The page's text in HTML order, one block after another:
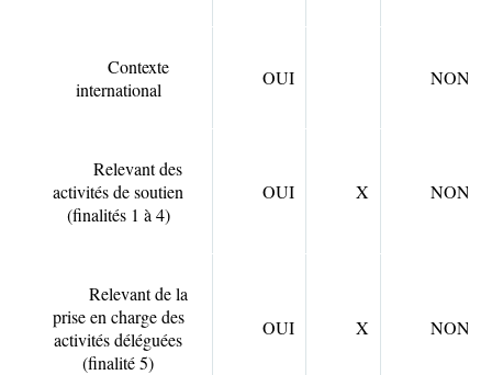
Contexte
international
OUI NON
Relevant des
activités de soutien
(finalités 1 à 4)
OUI X NON
Relevant de la
prise en charge des
activités déléguées
(finalité 5)
OUI X NON